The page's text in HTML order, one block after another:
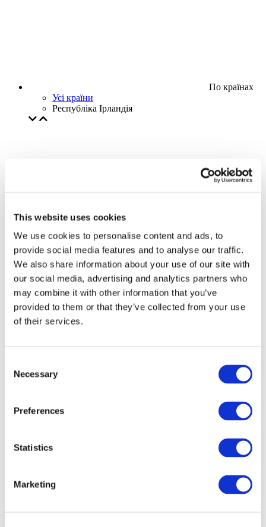
This website uses cookies
We use cookies to personalise content and ads, to
provide social media features and to analyse our traffic.
We also share information about your use of our site with
our social media, advertising and analytics partners who
may combine it with other information that you’ve
provided to them or that they’ve collected from your use
of their services.
Selection
Necessary
Preferences
Statistics
Marketing
По країнах
Усі країни
Республіка Ірландія
Заходи